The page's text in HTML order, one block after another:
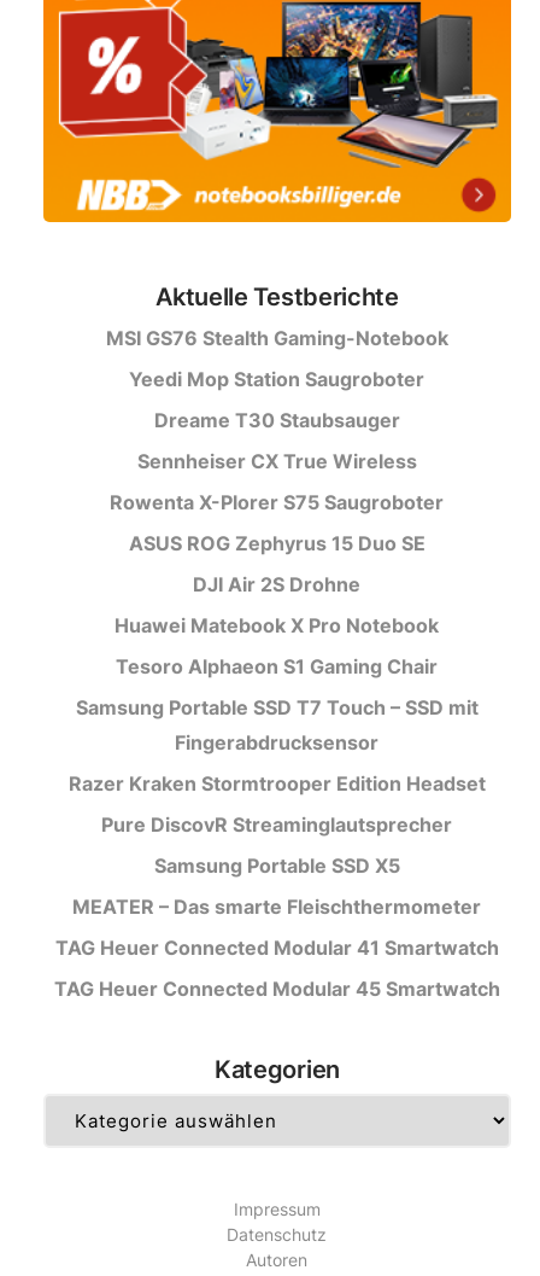
Aktuelle Testberichte
MSI GS76 Stealth Gaming-Notebook
Yeedi Mop Station Saugroboter
Dreame T30 Staubsauger
Sennheiser CX True Wireless
Rowenta X-Plorer S75 Saugroboter
ASUS ROG Zephyrus 15 Duo SE
DJI Air 2S Drohne
Huawei Matebook X Pro Notebook
Tesoro Alphaeon S1 Gaming Chair
Samsung Portable SSD T7 Touch – SSD mit
Fingerabdrucksensor
Razer Kraken Stormtrooper Edition Headset
Pure DiscovR Streaminglautsprecher
Samsung Portable SSD X5
MEATER – Das smarte Fleischthermometer
TAG Heuer Connected Modular 41 Smartwatch
TAG Heuer Connected Modular 45 Smartwatch
Kategorien
Impressum
Datenschutz
Autoren